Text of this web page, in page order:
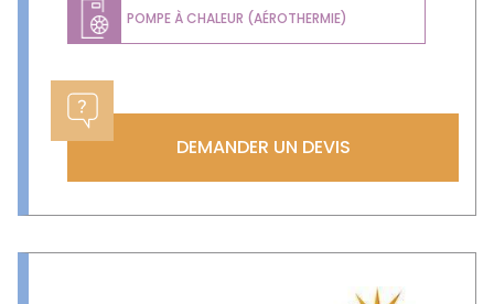
POMPE À CHALEUR (AÉROTHERMIE)
DEMANDER UN DEVIS